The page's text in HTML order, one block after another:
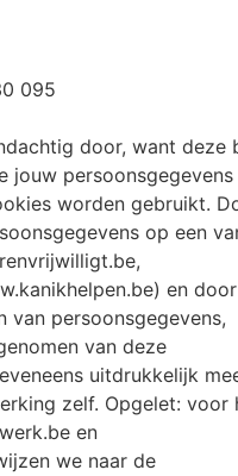
095
door, want deze
jouw persoonsgegevens
worden gebruikt.
op een
en door het
van persoonsgegevens,
van deze
uitdrukkelijk
zelf. Opgelet: voor
en
we naar de